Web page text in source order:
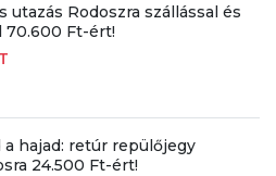
utazás Rodoszra szállással és
70.600 Ft-ért!
a hajad: retúr repülőjegy
24.500 Ft-ért!